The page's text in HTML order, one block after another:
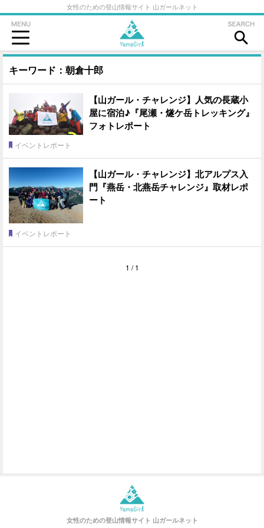
女性のための登山情報サイト 山ガールネット
キーワード：朝倉十郎
【山ガール・チャレンジ】人気の長蔵小
屋に宿泊♪『尾瀬・燧ケ岳トレッキング』
フォトレポート
イベントレポート
【山ガール・チャレンジ】北アルプス入
門『燕岳・北燕岳チャレンジ』取材レポ
ート
イベントレポート
1 / 1
女性のための登山情報サイト 山ガールネット